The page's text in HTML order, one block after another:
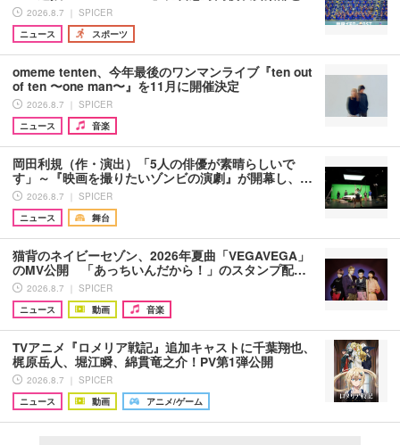
2026.8.7 ｜ SPICER
ニュース
スポーツ
omeme tenten、今年最後のワンマンライブ『ten out
of ten 〜one man〜』を11月に開催決定
2026.8.7 ｜ SPICER
ニュース
音楽
岡田利規（作・演出）「5人の俳優が素晴らしいで
す」～『映画を撮りたいゾンビの演劇』が開幕し、…
2026.8.7 ｜ SPICER
ニュース
舞台
猫背のネイビーセゾン、2026年夏曲「VEGAVEGA」
のMV公開 「あっちいんだから！」のスタンプ配…
2026.8.7 ｜ SPICER
ニュース
動画 音楽
TVアニメ『ロメリア戦記』追加キャストに千葉翔也、
梶原岳人、堀江瞬、綿貫竜之介！PV第1弾公開
2026.8.7 ｜ SPICER
ニュース
動画 アニメ/ゲーム